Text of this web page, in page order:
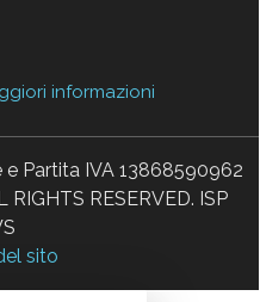
informazioni
Partita IVA 13868590962
RESERVED. ISP
sito